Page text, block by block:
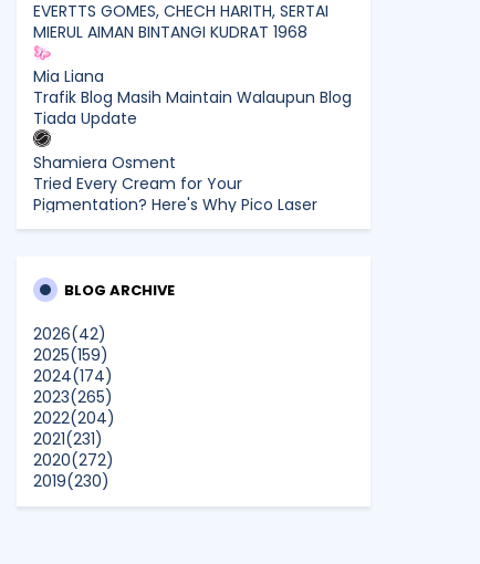
EVERTTS GOMES, CHECH HARITH, SERTAI
MIERUL AIMAN BINTANGI KUDRAT 1968
Mia Liana
Trafik Blog Masih Maintain Walaupun Blog
Tiada Update
Shamiera Osment
Tried Every Cream for Your
Pigmentation? Here's Why Pico Laser
Works Differently.
Malaysian Music Legend ~ Dato’ Khadijah
Doa” (A Mother’s Prayer) After 26 Years
SURIA AMANDA
Blog Kawan Kawan Kena Removed?
Why....
Show All
BLOG ARCHIVE
2026(42)
2025(159)
2024(174)
2023(265)
2022(204)
2021(231)
2020(272)
2019(230)
2018(496)